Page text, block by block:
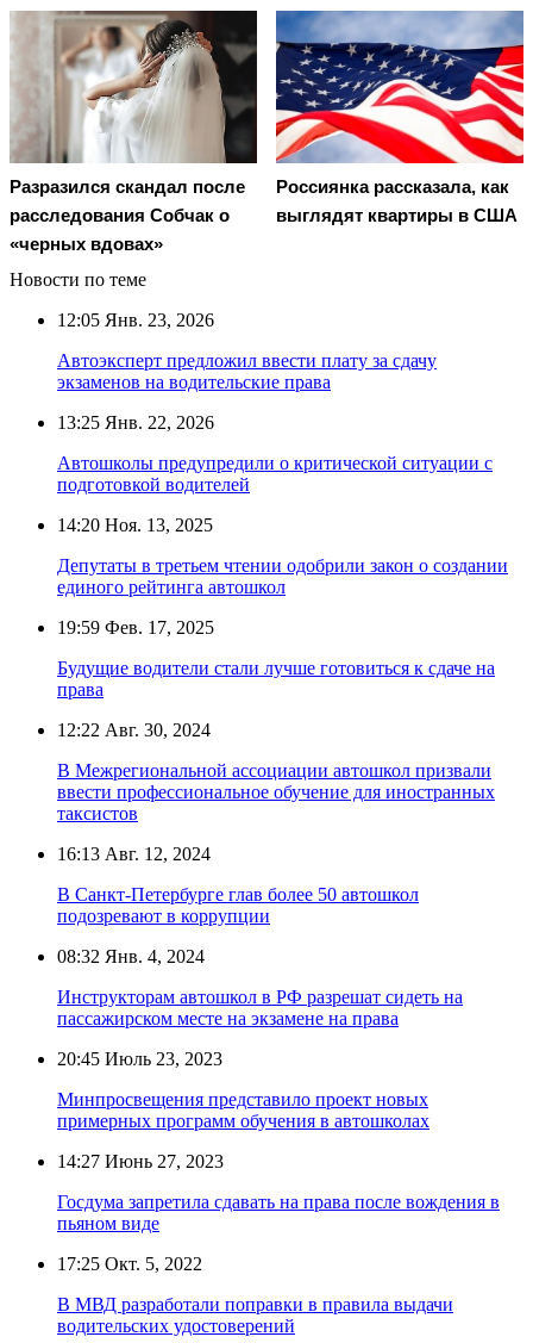
Разразился скандал после
расследования Собчак о
«черных вдовах»
Россиянка рассказала, как
выглядят квартиры в США
Новости по теме
12:05 Янв. 23, 2026
Автоэксперт предложил ввести плату за сдачу
экзаменов на водительские права
13:25 Янв. 22, 2026
Автошколы предупредили о критической ситуации с
подготовкой водителей
14:20 Ноя. 13, 2025
Депутаты в третьем чтении одобрили закон о создании
единого рейтинга автошкол
19:59 Фев. 17, 2025
Будущие водители стали лучше готовиться к сдаче на
права
12:22 Авг. 30, 2024
В Межрегиональной ассоциации автошкол призвали
ввести профессиональное обучение для иностранных
таксистов
16:13 Авг. 12, 2024
В Санкт-Петербурге глав более 50 автошкол
подозревают в коррупции
08:32 Янв. 4, 2024
Инструкторам автошкол в РФ разрешат сидеть на
пассажирском месте на экзамене на права
20:45 Июль 23, 2023
Минпросвещения представило проект новых
примерных программ обучения в автошколах
14:27 Июнь 27, 2023
Госдума запретила сдавать на права после вождения в
пьяном виде
17:25 Окт. 5, 2022
В МВД разработали поправки в правила выдачи
водительских удостоверений